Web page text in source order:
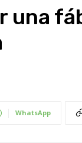
una
WhatsApp